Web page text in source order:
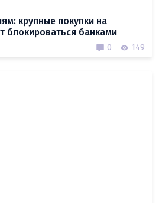
крупные покупки на
блокироваться банками
0 149